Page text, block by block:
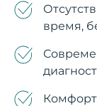
время,